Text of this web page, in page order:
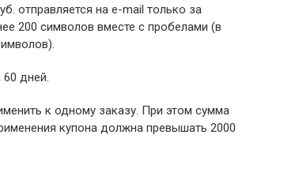
отправляется на e-mail только за
200 символов вместе с пробелами (в
60 дней.
к одному заказу. При этом сумма
купона должна превышать 2000